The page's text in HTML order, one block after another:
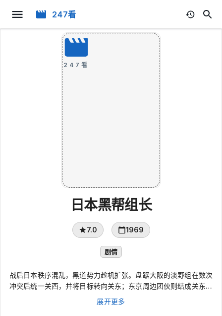
247看
247看
日本黑帮组长
7.0 1969
剧情
战后日本秩序混乱，黑道势力趁机扩张。盘踞大阪的淡野组在数次
冲突后统一关西，并将目标转向关东；东京周边团伙则结成关东联
合会抵挡入侵，淡野组一方的滨中组与樱田组不断爆发代理战。服
刑八年的冢本铁男敬重滨中组组长如父，组长遇刺后，他决意向樱
展开更多